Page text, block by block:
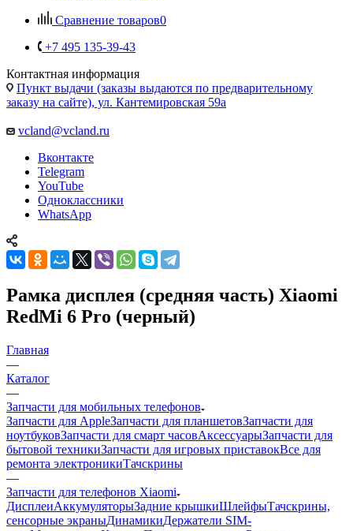
Сравнение товаров0
+7 495 135-39-43
Контактная информация
Пункт выдачи (заказы выдаются по предварительному
заказу на сайте), ул. Кантемировская 59а
vcland@vcland.ru
Вконтакте
Telegram
YouTube
Одноклассники
WhatsApp
Рамка дисплея (средняя часть) Xiaomi
RedMi 6 Pro (черный)
Главная
—
Каталог
—
Запчасти для мобильных телефонов
Запчасти для AppleЗапчасти для планшетовЗапчасти для
ноутбуковЗапчасти для смарт часовАксессуарыЗапчасти для
бытовой техникиЗапчасти для игровых приставокВсе для
ремонта электроникиТачскрины
—
Запчасти для телефонов Xiaomi
ДисплеиАккумуляторыЗадние крышкиШлейфыТачскрины,
сенсорные экраныДинамикиДержатели SIM-